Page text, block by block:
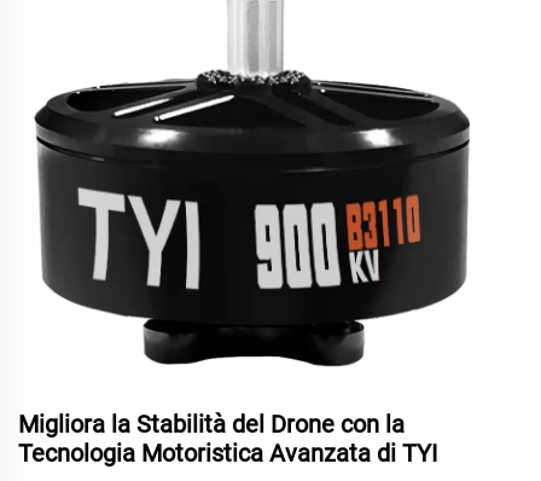
Migliora la Stabilità del Drone con la
Tecnologia Motoristica Avanzata di TYI